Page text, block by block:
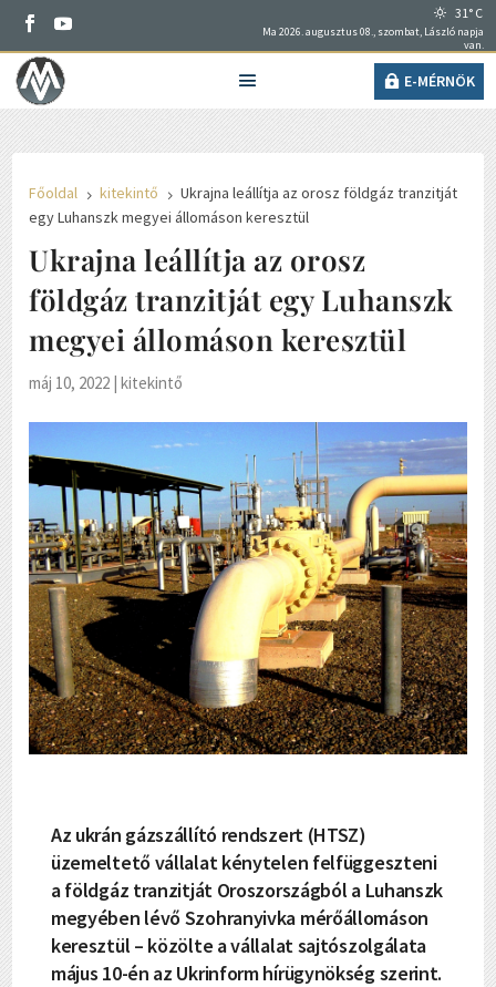
31° C
Ma 2026. augusztus 08., szombat, László napja
van.
E-MÉRNÖK
Főoldal 5 kitekintő 5 Ukrajna leállítja az orosz földgáz tranzitját
egy Luhanszk megyei állomáson keresztül
Ukrajna leállítja az orosz
földgáz tranzitját egy Luhanszk
megyei állomáson keresztül
máj 10, 2022 |kitekintő
Az ukrán gázszállító rendszert (HTSZ)
üzemeltető vállalat kénytelen felfüggeszteni
a földgáz tranzitját Oroszországból a Luhanszk
megyében lévő Szohranyivka mérőállomáson
keresztül – közölte a vállalat sajtószolgálata
május 10-én az Ukrinform hírügynökség szerint.